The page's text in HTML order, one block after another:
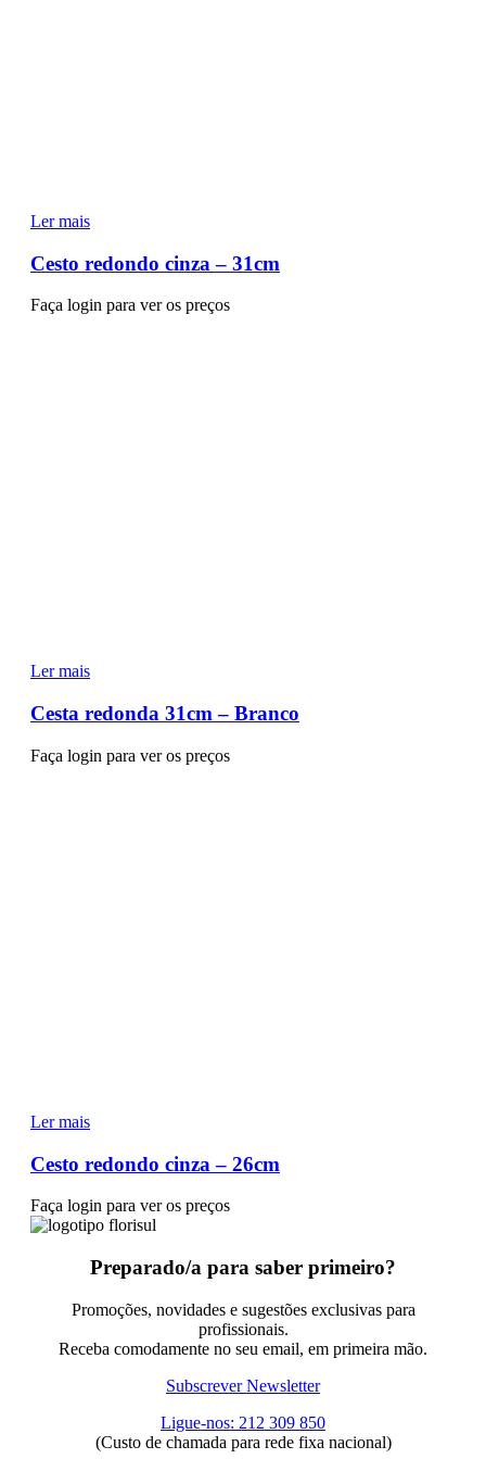
Ler mais
Cesto redondo cinza – 31cm
Faça login para ver os preços
Ler mais
Cesta redonda 31cm – Branco
Faça login para ver os preços
Ler mais
Cesto redondo cinza – 26cm
Faça login para ver os preços
Preparado/a para saber primeiro?
Promoções, novidades e sugestões exclusivas para
profissionais.
Receba comodamente no seu email, em primeira mão.
Subscrever Newsletter
Ligue-nos: 212 309 850
(Custo de chamada para rede fixa nacional)